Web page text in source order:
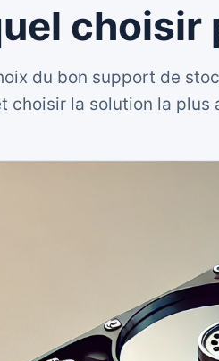
du bon support de
choisir la solution la plus